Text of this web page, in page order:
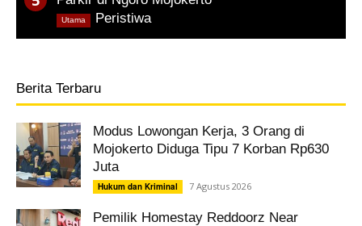
Peristiwa
Utama
Berita Terbaru
Modus Lowongan Kerja, 3 Orang di
Mojokerto Diduga Tipu 7 Korban Rp630
Juta
Hukum dan Kriminal 7 Agustus 2026
Pemilik Homestay Reddoorz Near